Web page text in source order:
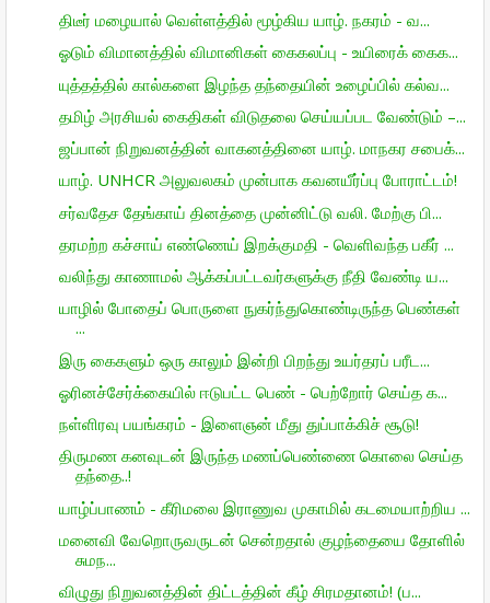
திடீர் மழையால் வெள்ளத்தில் மூழ்கிய யாழ். நகரம் - வ...
ஓடும் விமானத்தில் விமானிகள் கைகலப்பு - உயிரைக் கைக...
யுத்தத்தில் கால்களை இழந்த தந்தையின் உழைப்பில் கல்வ...
தமிழ் அரசியல் கைதிகள் விடுதலை செய்யப்பட வேண்டும் –...
ஜப்பான் நிறுவனத்தின் வாகனத்தினை யாழ். மாநகர சபைக்...
யாழ். UNHCR அலுவலகம் முன்பாக கவனயீர்ப்பு போராட்டம்!
சர்வதேச தேங்காய் தினத்தை முன்னிட்டு வலி. மேற்கு பி...
தரமற்ற கச்சாய் எண்ணெய் இறக்குமதி - வெளிவந்த பகீர் ...
வலிந்து காணாமல் ஆக்கப்பட்டவர்களுக்கு நீதி வேண்டி ய...
யாழில் போதைப் பொருளை நுகர்ந்துகொண்டிருந்த பெண்கள்
...
இரு கைகளும் ஒரு காலும் இன்றி பிறந்து உயர்தரப் பரீட...
ஓரினச்சேர்க்கையில் ஈடுபட்ட பெண் - பெற்றோர் செய்த க...
நள்ளிரவு பயங்கரம் - இளைஞன் மீது துப்பாக்கிச் சூடு!
திருமண கனவுடன் இருந்த மணப்பெண்ணை கொலை செய்த
தந்தை..!
யாழ்ப்பாணம் - கீரிமலை இராணுவ முகாமில் கடமையாற்றிய ...
மனைவி வேறொருவருடன் சென்றதால் குழந்தையை தோளில்
சுமந...
விழுது நிறுவனத்தின் திட்டத்தின் கீழ் சிரமதானம்! (ப...